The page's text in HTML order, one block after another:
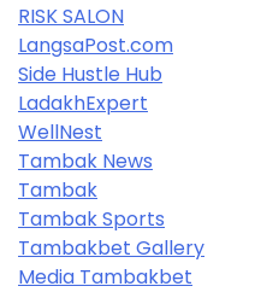
RISK SALON
LangsaPost.com
Side Hustle Hub
LadakhExpert
WellNest
Tambak News
Tambak
Tambak Sports
Tambakbet Gallery
Media Tambakbet